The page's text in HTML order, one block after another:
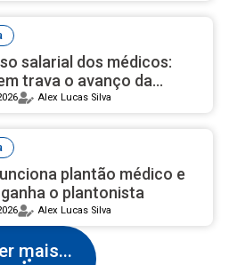
salarial dos médicos:
trava o avanço da
Alex Lucas Silva
plantão médico e
o plantonista
Alex Lucas Silva
mais...